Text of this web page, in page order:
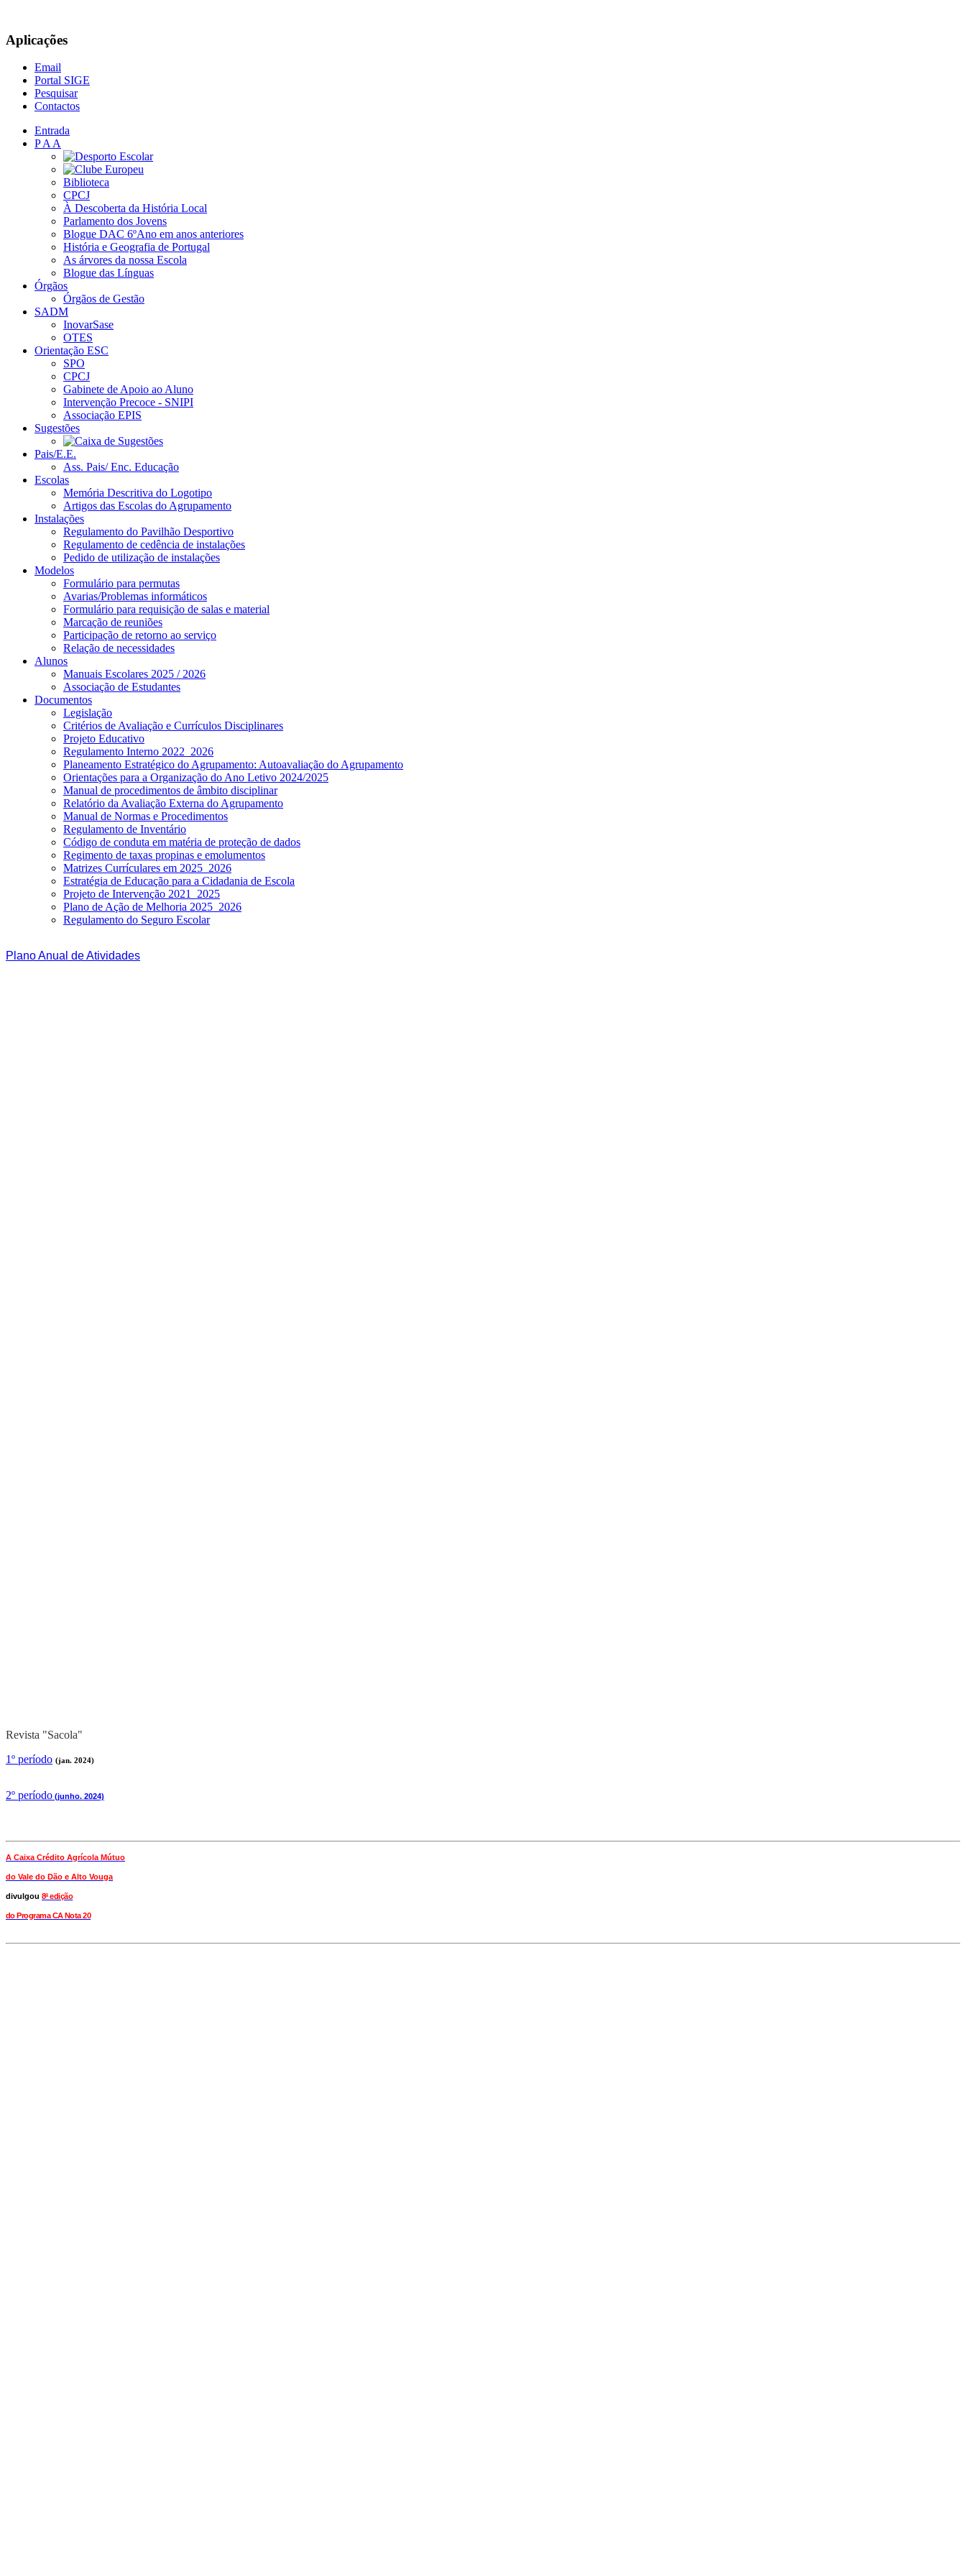
Aplicações
Email
Portal SIGE
Pesquisar
Contactos
Entrada
P A A
Biblioteca
CPCJ
À Descoberta da História Local
Parlamento dos Jovens
Blogue DAC 6ºAno em anos anteriores
História e Geografia de Portugal
As árvores da nossa Escola
Blogue das Línguas
Órgãos
Órgãos de Gestão
SADM
InovarSase
OTES
Orientação ESC
SPO
CPCJ
Gabinete de Apoio ao Aluno
Intervenção Precoce - SNIPI
Associação EPIS
Sugestões
Pais/E.E.
Ass. Pais/ Enc. Educação
Escolas
Memória Descritiva do Logotipo
Artigos das Escolas do Agrupamento
Instalações
Regulamento do Pavilhão Desportivo
Regulamento de cedência de instalações
Pedido de utilização de instalações
Modelos
Formulário para permutas
Avarias/Problemas informáticos
Formulário para requisição de salas e material
Marcação de reuniões
Participação de retorno ao serviço
Relação de necessidades
Alunos
Manuais Escolares 2025 / 2026
Associação de Estudantes
Documentos
Legislação
Critérios de Avaliação e Currículos Disciplinares
Projeto Educativo
Regulamento Interno 2022_2026
Planeamento Estratégico do Agrupamento: Autoavaliação do Agrupamento
Orientações para a Organização do Ano Letivo 2024/2025
Manual de procedimentos de âmbito disciplinar
Relatório da Avaliação Externa do Agrupamento
Manual de Normas e Procedimentos
Regulamento de Inventário
Código de conduta em matéria de proteção de dados
Regimento de taxas propinas e emolumentos
Matrizes Currículares em 2025_2026
Estratégia de Educação para a Cidadania de Escola
Projeto de Intervenção 2021_2025
Plano de Ação de Melhoria 2025_2026
Regulamento do Seguro Escolar
Plano Anual de Atividades
Revista "Sacola"
1º período (jan. 2024)
2º período (junho. 2024)
A Caixa Crédito Agrícola Mútuo
do Vale do Dão e Alto Vouga
divulgou 8ª edição
do Programa CA Nota 20